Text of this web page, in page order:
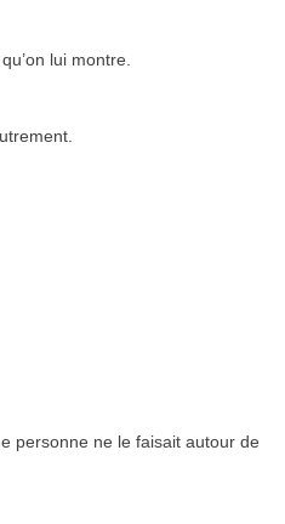
lui montre.
personne ne le faisait autour de